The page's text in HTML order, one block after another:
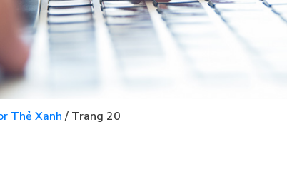
Thẻ Xanh/ Trang 20